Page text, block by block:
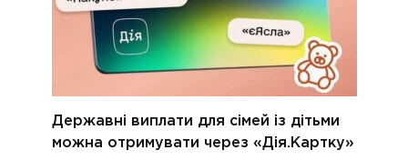
Державні виплати для сімей із дітьми
можна отримувати через «Дія.Картку»